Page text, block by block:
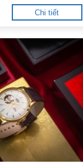
hãng uy tín tại Quận
Chi tiết